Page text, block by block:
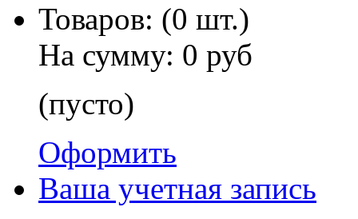
Товаров: (0 шт.)
На сумму: 0 руб
(пусто)
Оформить
Ваша учетная запись